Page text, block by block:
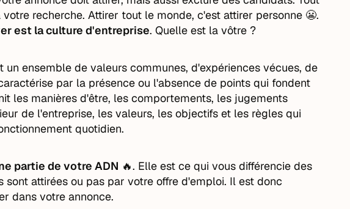
recherche. Attirer tout le monde, c'est attirer personne 😬.
est la culture d'entreprise. Quelle est la vôtre ?
ensemble de valeurs communes, d'expériences vécues, de
par la présence ou l'absence de points qui fondent
les manières d'être, les comportements, les jugements
de l'entreprise, les valeurs, les objectifs et les règles qui
quotidien.
partie de votre ADN 🔥. Elle est ce qui vous différencie des
attirées ou pas par votre offre d'emploi. Il est donc
dans votre annonce.